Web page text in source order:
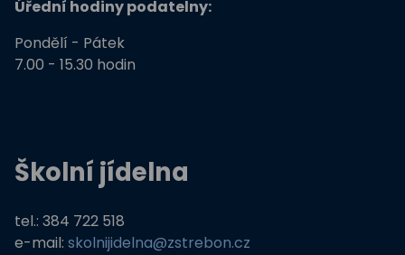
Úřední hodiny podatelny:
Pondělí - Pátek
7.00 - 15.30 hodin
Školní jídelna
tel.: 384 722 518
e-mail: skolnijidelna@zstrebon.cz